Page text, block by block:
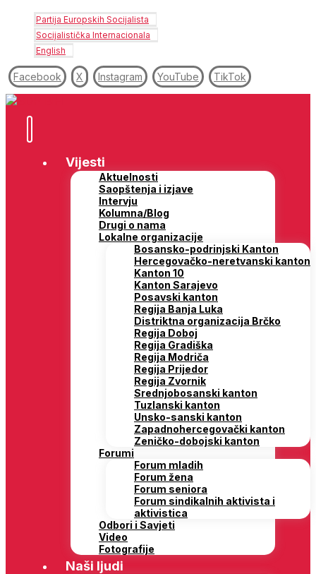
Partija Europskih Socijalista
Socijalistička Internacionala
English
Facebook X Instagram YouTube TikTok
Vijesti
Aktuelnosti
Saopštenja i izjave
Intervju
Kolumna/Blog
Drugi o nama
Lokalne organizacije
Bosansko-podrinjski Kanton
Hercegovačko-neretvanski kanton
Kanton 10
Kanton Sarajevo
Posavski kanton
Regija Banja Luka
Distriktna organizacija Brčko
Regija Doboj
Regija Gradiška
Regija Modriča
Regija Prijedor
Regija Zvornik
Srednjobosanski kanton
Tuzlanski kanton
Unsko-sanski kanton
Zapadnohercegovački kanton
Zeničko-dobojski kanton
Forumi
Forum mladih
Forum žena
Forum seniora
Forum sindikalnih aktivista i
aktivistica
Odbori i Savjeti
Video
Fotografije
Naši ljudi